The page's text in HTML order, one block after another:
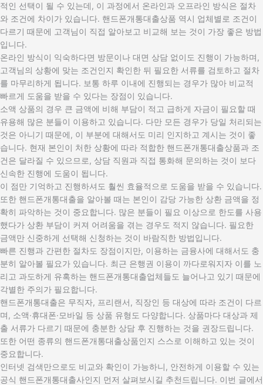
적인 선택이 될 수 있는데, 이 과정에서 온라인과 오프라인 방식은 절차
와 조건에 차이가 있습니다. 핸드폰개통대출상품 역시 업체별로 조건이
다르기 때문에 고객님이 직접 알아보고 비교해 보는 것이 가장 좋은 방법
입니다.
온라인 방식이 익숙하다면 방문이나 대면 상담 없이도 진행이 가능하며,
고객님의 상황에 맞는 조건인지 확인한 뒤 필요한 서류를 검토하고 절차
를 마무리하게 됩니다. 보통 하루 이내에 진행되는 경우가 많아 비교적
빠르게 도움을 받을 수 있다는 장점이 있습니다.
소액 상품의 경우 큰 금액에 비해 부담이 적고 급하게 자금이 필요할 때
유용해 많은 분들이 이용하고 있습니다. 다만 모든 경우가 당일 처리되는
것은 아니기 때문에, 이 부분에 대해서도 미리 인지하고 계시는 것이 좋
습니다. 현재 본인이 처한 상황에 따라 적합한 핸드폰개통대출상품과 조
건은 달라질 수 있으므로, 상담 직원과 직접 통화해 문의하는 것이 보다
신속한 진행에 도움이 됩니다.
이 점만 기억하고 진행하셔도 훨씬 효율적으로 도움을 받을 수 있습니다.
또한 핸드폰개통대출을 알아볼 때는 본인이 감당 가능한 상환 금액을 정
확히 파악하는 것이 중요합니다. 많은 분들이 필요 이상으로 한도를 사용
했다가 상환 부담이 커져 어려움을 겪는 경우도 적지 않습니다. 필요한
금액만 신중하게 선택해 신청하는 것이 바람직한 방법입니다.
빠른 진행과 간편한 절차도 장점이지만, 이용하는 금융사에 대해서도 충
분히 알아볼 필요가 있습니다. 최근 은행권 이용이 까다로워지자 이를 노
리고 과도하게 유혹하는 핸드폰개통대출업체들도 늘어나고 있기 때문에
각별한 주의가 필요합니다.
핸드폰개통대출은 무직자, 프리랜서, 직장인 등 대상에 따라 조건이 다르
며, 소액·휴대폰·모바일 등 상품 유형도 다양합니다. 상품마다 대상과 제
출 서류가 다르기 때문에 충분한 상담 후 진행하는 것을 권장드립니다.
또한 어떤 종류의 핸드폰개통대출상품인지 스스로 이해하고 있는 것이
중요합니다.
인터넷 검색만으로도 비교와 확인이 가능하니, 안전하게 이용할 수 있는
공식 핸드폰개통대출사인지 먼저 살펴보시길 추천드립니다. 이번 글에서